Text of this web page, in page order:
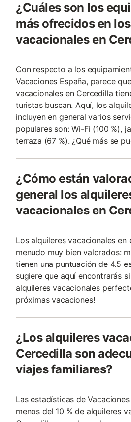
¿Cuáles son los
más ofrecidos en
vacacionales en
Con respecto a los
Vacaciones España, parece
vacacionales en Cercedilla
turistas buscan. Aquí, los
incluyen en general varios
populares son: Wi-Fi (100 %),
terraza (67 %). ¿Qué más se
¿Cómo están
general los
vacacionales en
Los alquileres vacacionales en
menudo muy bien valorados:
tienen una puntuación de 4.5
sugiere que aquí encontrarás
alquileres vacacionales
próximas vacaciones!
¿Los alquileres
Cercedilla son
viajes familiares?
Las estadísticas de
menos del 10 % de alquileres